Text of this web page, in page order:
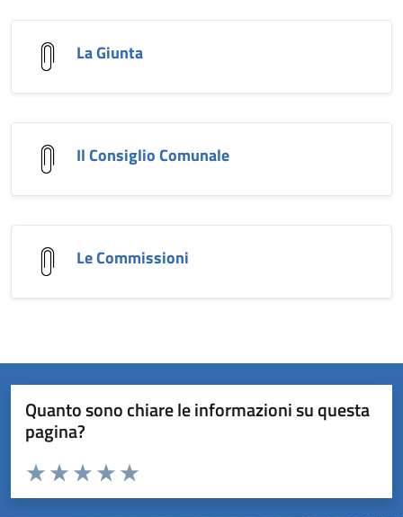
La Giunta
Il Consiglio Comunale
Le Commissioni
Quanto sono chiare le informazioni su questa
pagina?
Valuta da 1 a 5 stelle la pagina
Valuta 5 stelle su 5
Valuta 4 stelle su 5
Valuta 3 stelle su 5
Valuta 2 stelle su 5
Valuta 1 stelle su 5